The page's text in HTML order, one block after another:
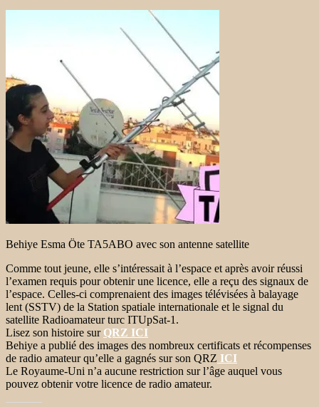
Behiye Esma Öte TA5ABO avec son antenne satellite
Comme tout jeune, elle s’intéressait à l’espace et après avoir réussi
l’examen requis pour obtenir une licence, elle a reçu des signaux de
l’espace. Celles-ci comprenaient des images télévisées à balayage
lent (SSTV) de la Station spatiale internationale et le signal du
satellite Radioamateur turc ITUpSat-1.
Lisez son histoire sur QRZ ICI
Behiye a publié des images des nombreux certificats et récompenses
de radio amateur qu’elle a gagnés sur son QRZ ICI
Le Royaume-Uni n’a aucune restriction sur l’âge auquel vous
pouvez obtenir votre licence de radio amateur.